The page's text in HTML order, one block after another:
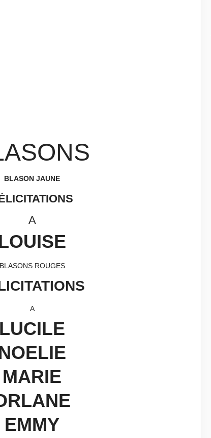
BLASON JAUNE
A
ROUGES
A
MARIE
EMMY